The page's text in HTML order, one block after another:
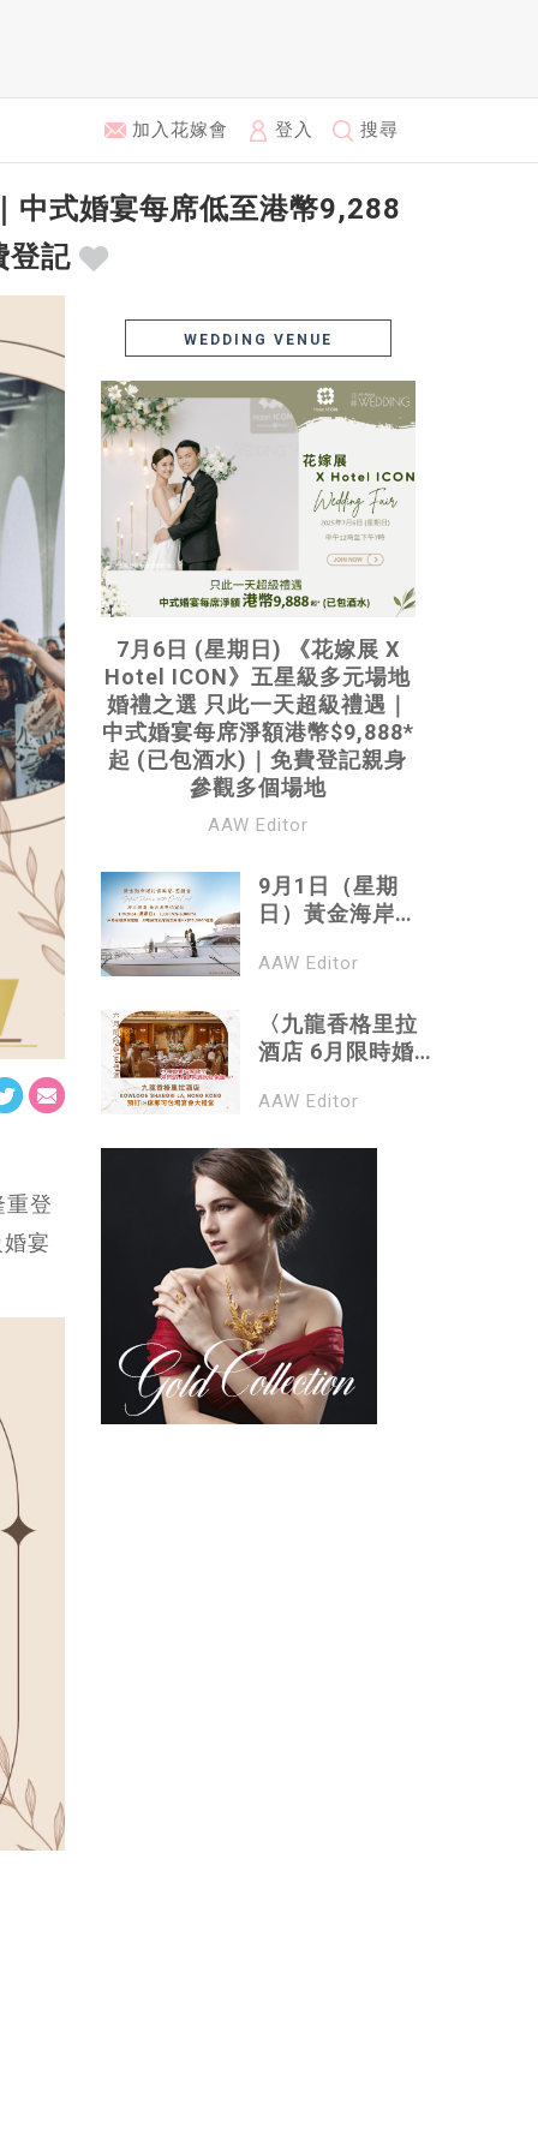
加入花嫁會 登入 搜尋
中式婚宴每席低至港幣9,288
登記
登
宴
WEDDING VENUE
7月6日 (星期日) 《花嫁展 X
Hotel ICON》五星級多元場地
婚禮之選 只此一天超級禮遇｜
中式婚宴每席淨額港幣$9,888*
起 (已包酒水)｜免費登記親身
參觀多個場地
AAW Editor
9月1日（星期
日）黃金海岸鄉
會《海天浪漫．
展》｜即場預訂
酒席尊享豐富禮
$78,000*｜至尊
HK$10,888* (免
加一)｜登記免費
入場
AAW Editor
〈九龍香格里拉
酒店 6月限時婚
宴每席低至港幣
及免加一*｜預訂
18席起即可包場
宴會大禮堂｜ 預
訂10席可包場蘭
花廳
AAW Editor